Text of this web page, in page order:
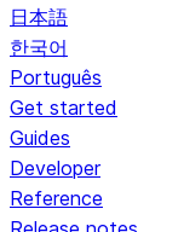
日本語
한국어
Português
Get started
Guides
Developer
Reference